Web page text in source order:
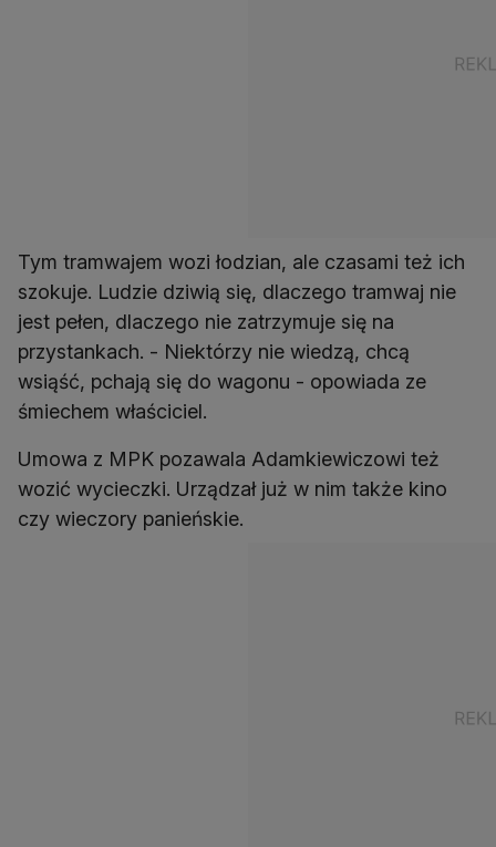
Tym tramwajem wozi łodzian, ale czasami też ich
szokuje. Ludzie dziwią się, dlaczego tramwaj nie
jest pełen, dlaczego nie zatrzymuje się na
przystankach. - Niektórzy nie wiedzą, chcą
wsiąść, pchają się do wagonu - opowiada ze
śmiechem właściciel.
Umowa z MPK pozawala Adamkiewiczowi też
wozić wycieczki. Urządzał już w nim także kino
czy wieczory panieńskie.